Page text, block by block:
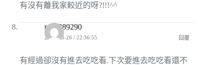
有沒有離我家較近的呀?!!!^^
nio3389290
2010-03-26 / 22:36:55 回覆
有經過卻沒有進去吃吃看.下次要進去吃吃看還不